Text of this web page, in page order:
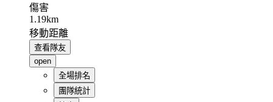
傷害
1.19km
移動距離
查看隊友
open
全場排名
團隊統計